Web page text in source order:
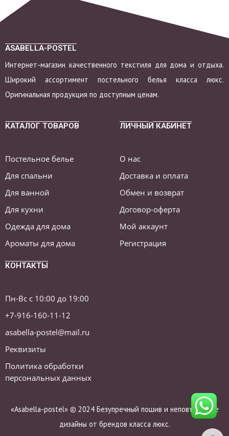
ASABELLA-POSTEL
Интернет-магазин качественного текстиля для дома и отдыха.
Широкий ассортимент постельного белья класса люкс.
Оригинальная продукция по доступным ценам.
КАТАЛОГ ТОВАРОВ
Постельное белье
Для спальни
Для ванной
Для кухни
Одежда для дома
Ароматы для дома
ЛИЧНЫЙ КАБИНЕТ
О нас
Доставка и оплата
Обмен и возврат
Договор-оферта
Мой аккаунт
Регистрация
КОНТАКТЫ
Пн-Вс с 10:00 до 19:00
+7-916-160-11-12
asabella-postel@mail.ru
Реквизиты
Политика обработки
персональных данных
«Asabella-postel» © 2024 Безупречный пошив и неповторимые
дизайны от брендов класса люкс.